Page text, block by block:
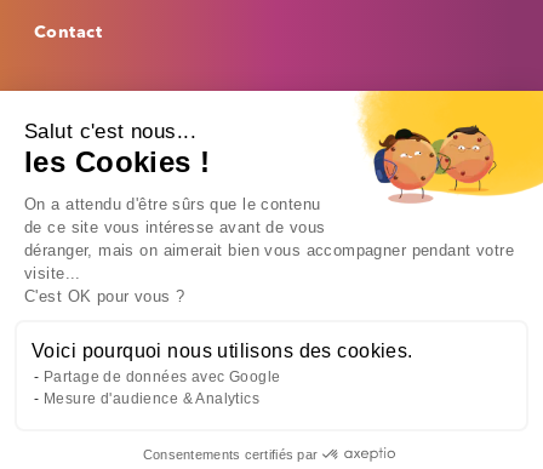
Contact
Footer bas Politique de confidentialité
Politique de cookies
© 2025 Thalie Santé (siège) - 6 rue de Berri, CS 50223, 75373 PARIS
CEDEX 08 - Tous droits réservés.
Nos centres de santé sur Paris / Région parisienne :
Saint-Lazareau 7 rue de Bucarest, 75008 Paris
Thalie Santé - Gare de Lyonau 50 avenue Daumesnil, 75012 Paris /
Santé - Paris Sudau 10 rue Brancion, 75015 Paris
Boulogne-Billancourt
Lire la sélection
AUTRES OPTIONS
Arrêter les vidéos
Masquer les images
Salut c'est nous...
les Cookies !
On a attendu d'être sûrs que le contenu
de ce site vous intéresse avant de vous
déranger, mais on aimerait bien vous accompagner pendant votre
visite...
C'est OK pour vous ?
Voici pourquoi nous utilisons des cookies.
Partage de données avec Google
Mesure d'audience & Analytics
Consentements certifiés par